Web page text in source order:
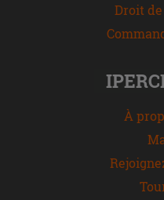
Droit
À